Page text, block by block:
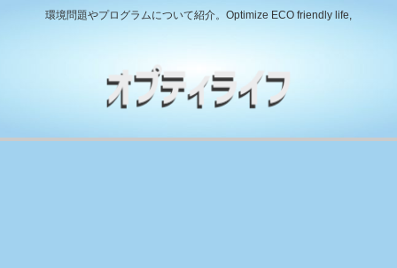
環境問題やプログラムについて紹介。Optimize ECO friendly life,